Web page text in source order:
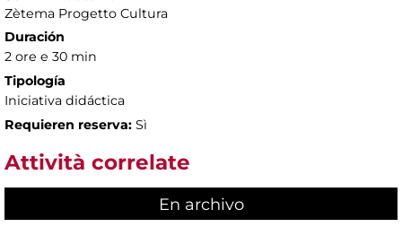
Zètema Progetto Cultura
Duración
2 ore e 30 min
Tipología
Iniciativa didáctica
Requieren reserva: Sì
Attività correlate
En archivo